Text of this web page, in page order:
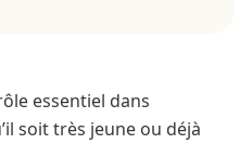
essentiel dans
soit très jeune ou déjà